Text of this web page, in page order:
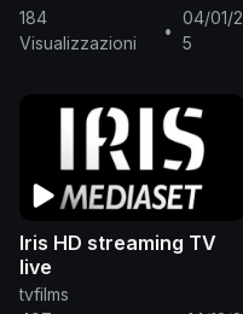
184
Visualizzazioni
•
04/01/2
5
Iris HD streaming TV
live
tvfilms